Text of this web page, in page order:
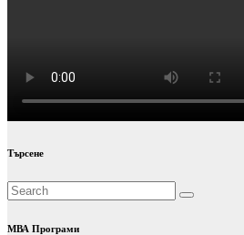
Търсене
МВА Програми